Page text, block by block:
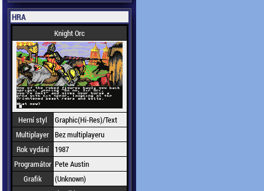
HRA
Knight Orc
Herní styl
Graphic(Hi-Res)/Text
Multiplayer Bez multiplayeru
Rok vydání
1987
Programátor Pete Austin
Grafik
(Unknown)